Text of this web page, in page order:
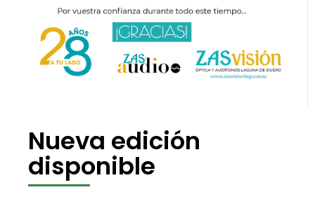
Nueva edición
disponible